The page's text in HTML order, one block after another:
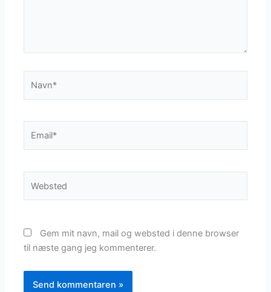
Gem mit navn, mail og websted i denne browser
til næste gang jeg kommenterer.